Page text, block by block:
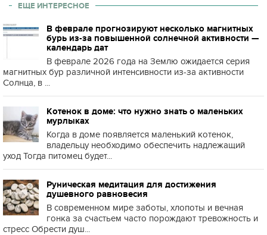
ЕЩЕ ИНТЕРЕСНОЕ
В феврале прогнозируют несколько магнитных
бурь из-за повышенной солнечной активности —
календарь дат
В феврале 2026 года на Землю ожидается серия
магнитных бур различной интенсивности из-за активности
Солнца, в ...
Котенок в доме: что нужно знать о маленьких
мурлыках
Когда в доме появляется маленький котенок,
владельцу необходимо обеспечить надлежащий
уход Тогда питомец будет...
Руническая медитация для достижения
душевного равновесия
В современном мире заботы, хлопоты и вечная
гонка за счастьем часто порождают тревожность и
стресс Обрести душ...